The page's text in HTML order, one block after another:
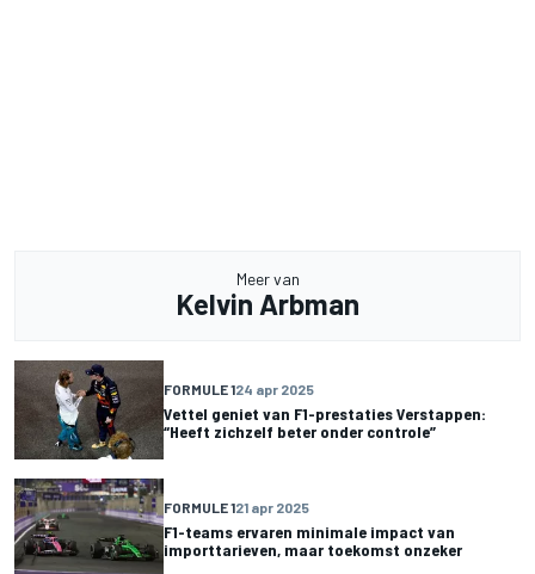
Meer van
Kelvin Arbman
FORMULE 124 apr 2025
Vettel geniet van F1-prestaties Verstappen:
“Heeft zichzelf beter onder controle”
FORMULE 121 apr 2025
F1-teams ervaren minimale impact van
importtarieven, maar toekomst onzeker